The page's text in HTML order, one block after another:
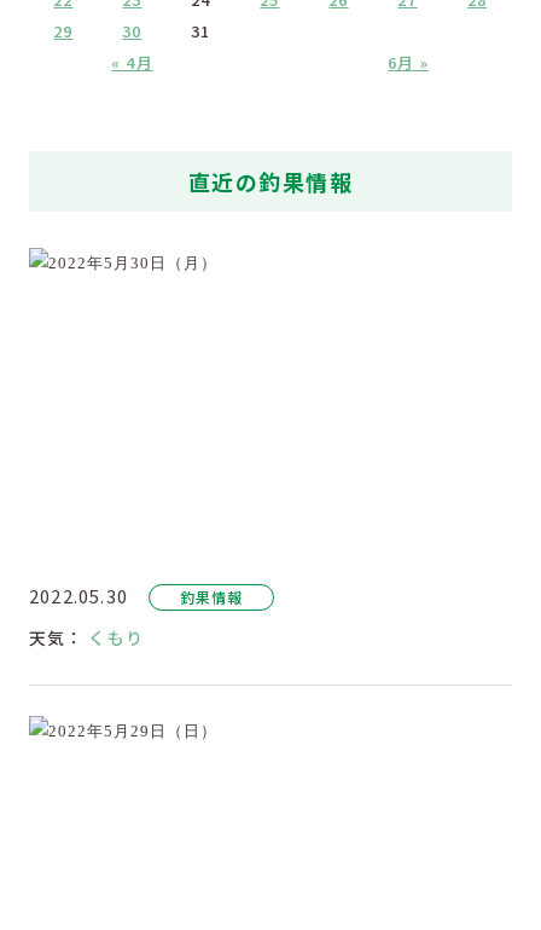
« 4月 6月 »
29
30 31
直近の釣果情報
2022.05.30 釣果情報
天気： くもり